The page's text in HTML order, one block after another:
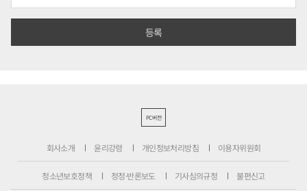
PC버전
회사소개 윤리강령 개인정보처리방침 이용자위원회
청소년보호정책 정정·반론보도 기사심의규정 불편신고